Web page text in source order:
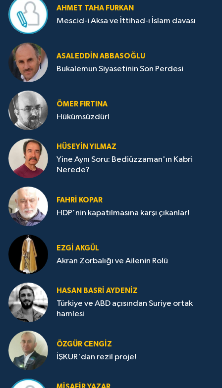
AHMET TAHA FURKAN
Mescid-i Aksa ve İttihad-ı İslam davası
ASALEDDIN ABBASOĞLU
Bukalemun Siyasetinin Son Perdesi
ÖMER FIRTINA
Hükümsüzdür!
HÜSEYIN YILMAZ
Yine Aynı Soru: Bediüzzaman'ın Kabri
Nerede?
FAHRI KOPAR
HDP'nin kapatılmasına karşı çıkanlar!
EZGI AKGÜL
Akran Zorbalığı ve Ailenin Rolü
HASAN BASRI AYDENIZ
Türkiye ve ABD açısından Suriye ortak
hamlesi
ÖZGÜR CENGIZ
İŞKUR'dan rezil proje!